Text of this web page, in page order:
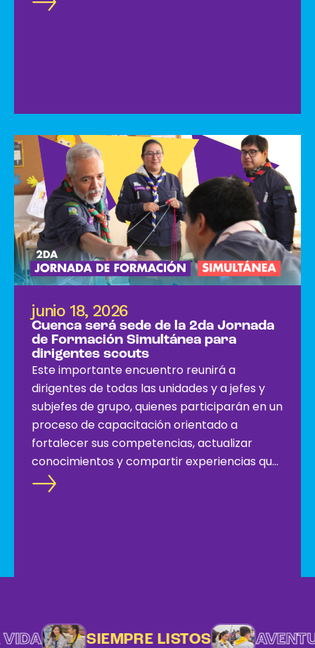
junio 18, 2026
Cuenca será sede de la 2da Jornada
de Formación Simultánea para
dirigentes scouts
Este importante encuentro reunirá a
dirigentes de todas las unidades y a jefes y
subjefes de grupo, quienes participarán en un
proceso de capacitación orientado a
fortalecer sus competencias, actualizar
conocimientos y compartir experiencias que
contribuyan al crecimiento del escultismo en
el país.
SIEMPRE LISTOS